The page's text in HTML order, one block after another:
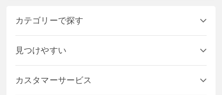
カテゴリーで探す
見つけやすい
カスタマーサービス